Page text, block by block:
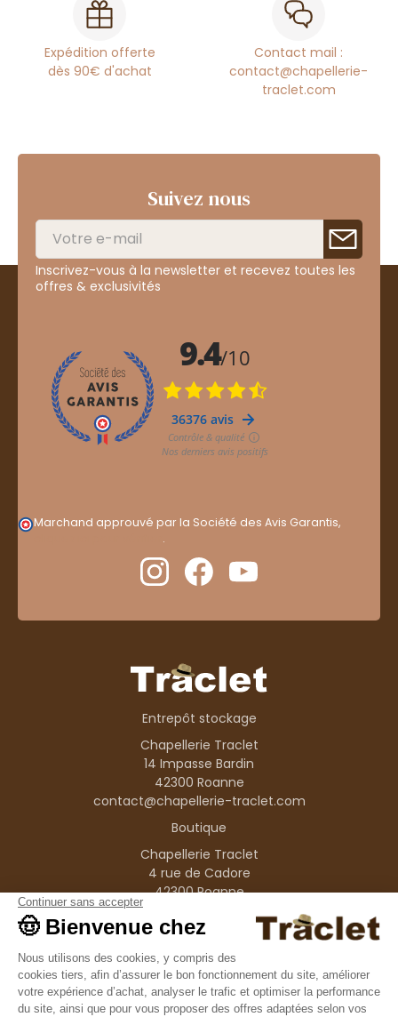
Expédition offerte
dès 90€ d'achat
Contact mail :
contact@chapellerie-
traclet.com
Suivez nous
Inscrivez-vous à la newsletter et recevez toutes les
offres & exclusivités
Marchand approuvé par la Société des Avis Garantis,
.
Entrepôt stockage
Chapellerie Traclet
14 Impasse Bardin
42300 Roanne
contact@chapellerie-traclet.com
Boutique
Chapellerie Traclet
4 rue de Cadore
42300 Roanne
Produits